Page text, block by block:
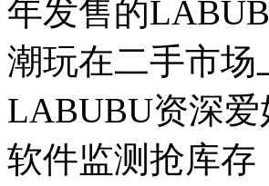
年发售的
潮玩在二手市场
LABUBU资深
软件监测抢库